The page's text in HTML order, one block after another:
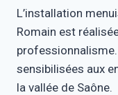
L’installation
Romain est
sensibilisées aux
la vallée de Saône.